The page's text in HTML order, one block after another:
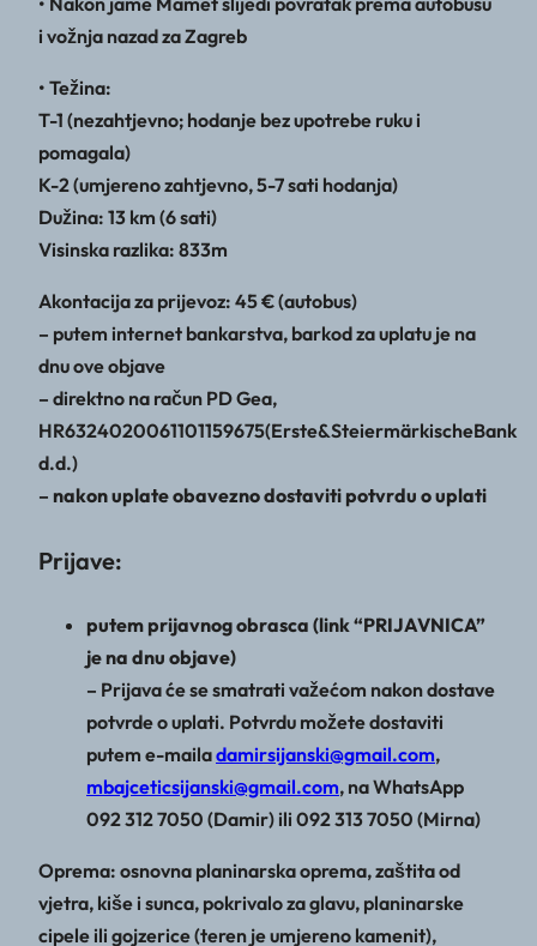
i vožnja nazad za Zagreb
• Težina:
T-1 (nezahtjevno; hodanje bez upotrebe ruku i
pomagala)
K-2 (umjereno zahtjevno, 5-7 sati hodanja)
Dužina: 13 km (6 sati)
Visinska razlika: 833m
Akontacija za prijevoz: 45 € (autobus)
– putem internet bankarstva, barkod za uplatu je na
dnu ove objave
– direktno na račun PD Gea,
HR6324020061101159675(Erste&SteiermärkischeBank
d.d.)
– nakon uplate obavezno dostaviti potvrdu o uplati
Prijave:
putem prijavnog obrasca (link “PRIJAVNICA”
je na dnu objave)
– Prijava će se smatrati važećom nakon dostave
potvrde o uplati. Potvrdu možete dostaviti
putem e-mailadamirsijanski@gmail.com,
mbajceticsijanski@gmail.com, na WhatsApp
092 312 7050 (Damir) ili 092 313 7050 (Mirna)
Oprema: osnovna planinarska oprema, zaštita od
vjetra, kiše i sunca, pokrivalo za glavu, planinarske
cipele ili gojzerice (teren je umjereno kamenit),